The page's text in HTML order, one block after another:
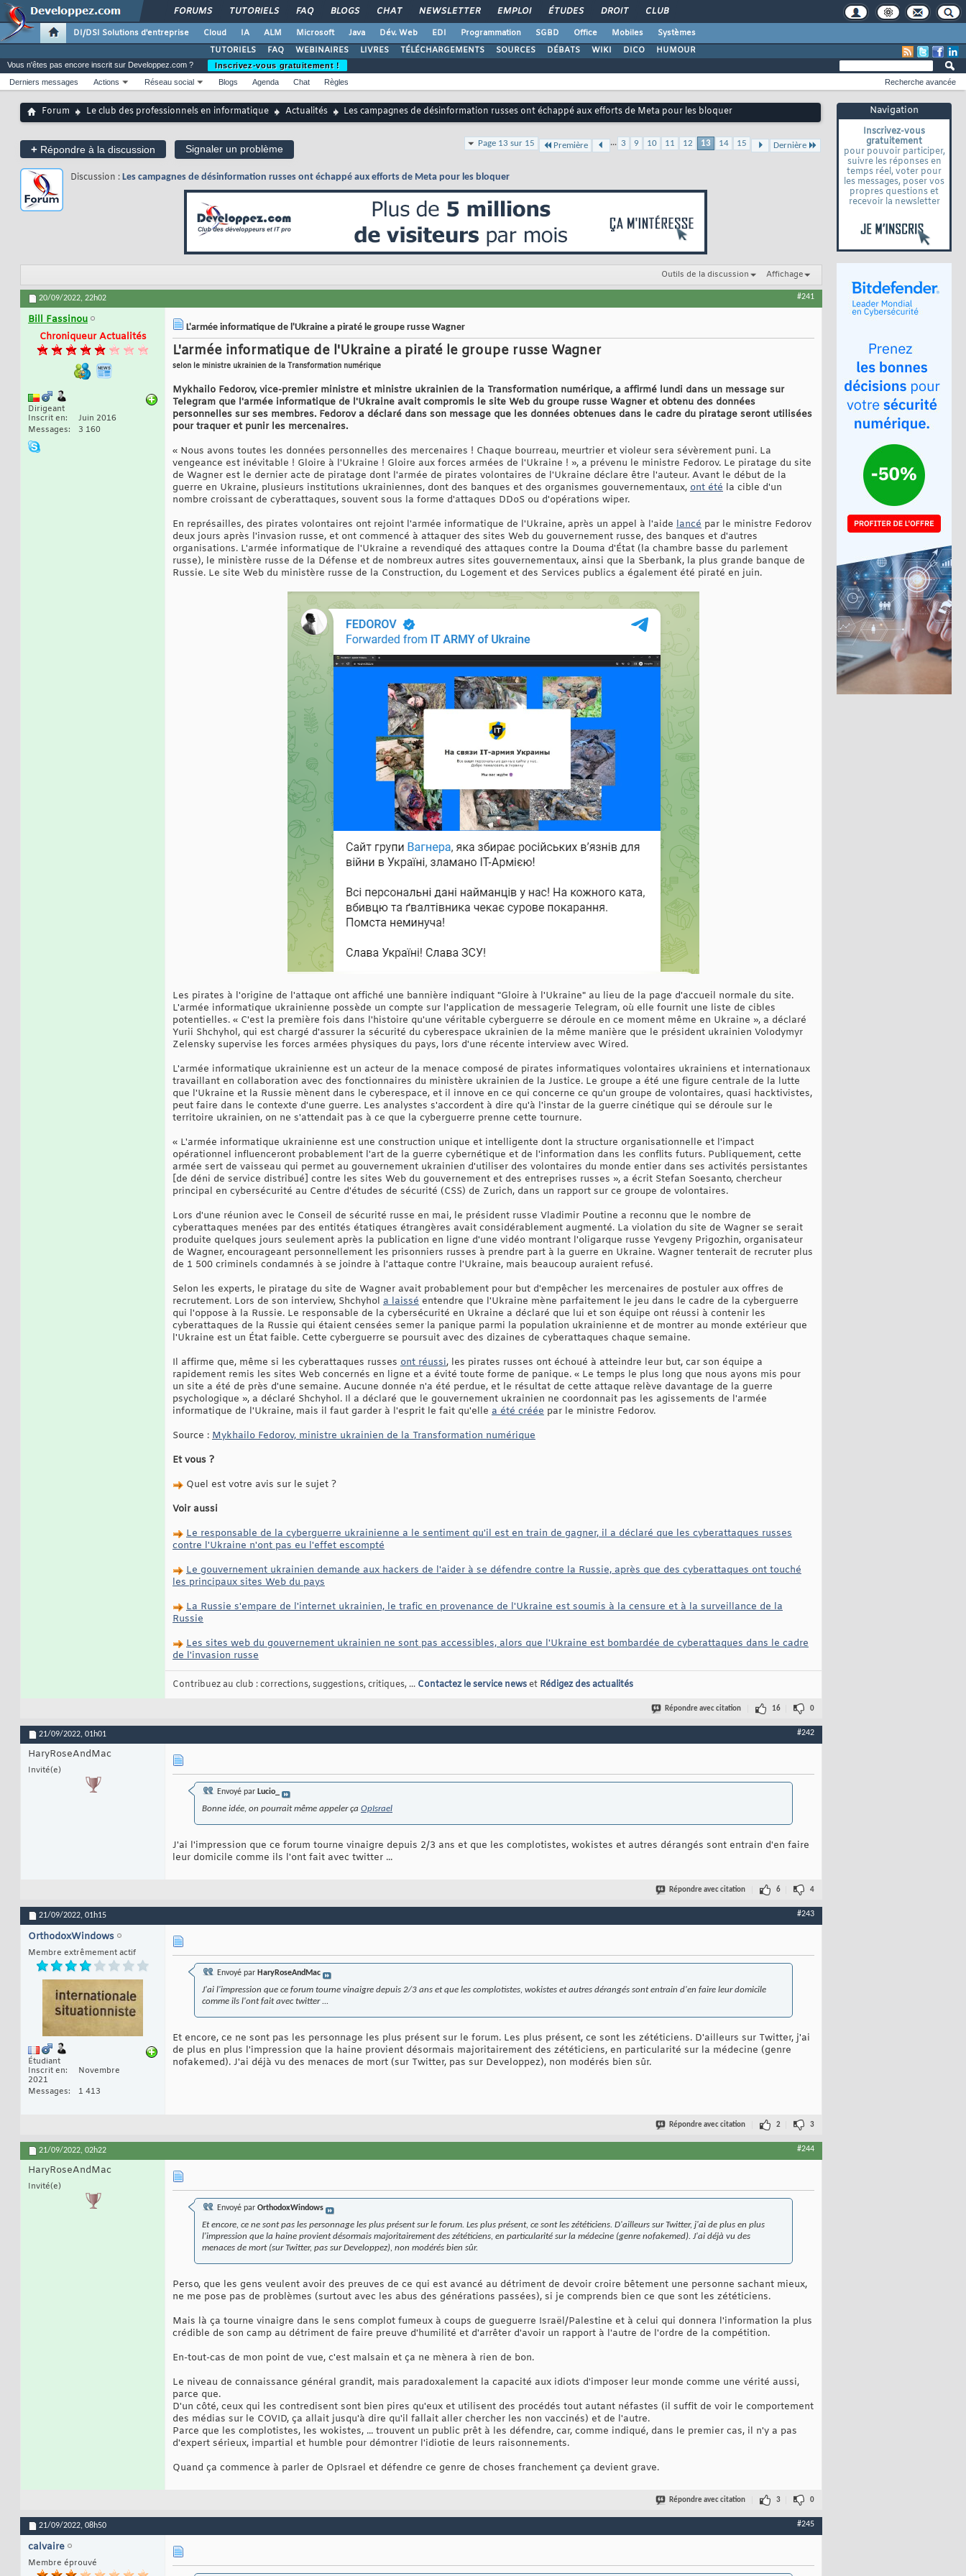
FORUMS TUTORIELS FAQ BLOGS CHAT NEWSLETTER EMPLOI ÉTUDES DROIT CLUB
DI/DSI Solutions d'entreprise Cloud IA ALM Microsoft Java Dév. Web EDI Programmation SGBD Office Mobiles
Systèmes
TUTORIELS
FAQ WEBINAIRES LIVRES TÉLÉCHARGEMENTS SOURCES DÉBATS WIKI DICO HUMOUR
Navigation
Inscrivez-vous
gratuitement
pour pouvoir participer,
suivre les réponses en
temps réel, voter pour
les messages, poser vos
propres questions et
recevoir la newsletter
Vous n'êtes pas encore inscrit sur Developpez.com ?
Inscrivez-vous gratuitement !
Derniers messages
Actions Réseau social Blogs Agenda Chat Règles Recherche avancée
Forum Le club des professionnels en informatique Actualités Les campagnes de désinformation russes ont échappé aux efforts de Meta pour les bloquer
+ Répondre à la discussion Signaler un problème Page 13 sur 15 Première ... 3 9 10 11 12 13 14 15 Dernière
Discussion : Les campagnes de désinformation russes ont échappé aux efforts de Meta pour les bloquer
Outils de la discussion Affichage
20/09/2022, 22h02 #241
Bill Fassinou
Chroniqueur Actualités
Dirigeant
Inscrit en
Juin 2016
Messages
3 160
L'armée informatique de l'Ukraine a piraté le groupe russe Wagner
L'armée informatique de l'Ukraine a piraté le groupe russe Wagner
selon le ministre ukrainien de la Transformation numérique
Mykhailo Fedorov, vice-premier ministre et ministre ukrainien de la Transformation numérique, a affirmé lundi dans un message sur
Telegram que l'armée informatique de l'Ukraine avait compromis le site Web du groupe russe Wagner et obtenu des données
personnelles sur ses membres. Fedorov a déclaré dans son message que les données obtenues dans le cadre du piratage seront utilisées
pour traquer et punir les mercenaires.
« Nous avons toutes les données personnelles des mercenaires ! Chaque bourreau, meurtrier et violeur sera sévèrement puni. La
vengeance est inévitable ! Gloire à l'Ukraine ! Gloire aux forces armées de l'Ukraine ! », a prévenu le ministre Fedorov. Le piratage du site
de Wagner est le dernier acte de piratage dont l'armée de pirates volontaires de l'Ukraine déclare être l'auteur. Avant le début de la
guerre en Ukraine, plusieurs institutions ukrainiennes, dont des banques et des organismes gouvernementaux, ont été la cible d'un
nombre croissant de cyberattaques, souvent sous la forme d'attaques DDoS ou d'opérations wiper.
En représailles, des pirates volontaires ont rejoint l'armée informatique de l'Ukraine, après un appel à l'aide lancé par le ministre Fedorov
deux jours après l'invasion russe, et ont commencé à attaquer des sites Web du gouvernement russe, des banques et d'autres
organisations. L'armée informatique de l'Ukraine a revendiqué des attaques contre la Douma d'État (la chambre basse du parlement
russe), le ministère russe de la Défense et de nombreux autres sites gouvernementaux, ainsi que la Sberbank, la plus grande banque de
Russie. Le site Web du ministère russe de la Construction, du Logement et des Services publics a également été piraté en juin.
Les pirates à l'origine de l'attaque ont affiché une bannière indiquant "Gloire à l'Ukraine" au lieu de la page d'accueil normale du site.
L'armée informatique ukrainienne possède un compte sur l'application de messagerie Telegram, où elle fournit une liste de cibles
potentielles. « C'est la première fois dans l'histoire qu'une véritable cyberguerre se déroule en ce moment même en Ukraine », a déclaré
Yurii Shchyhol, qui est chargé d'assurer la sécurité du cyberespace ukrainien de la même manière que le président ukrainien Volodymyr
Zelensky supervise les forces armées physiques du pays, lors d'une récente interview avec Wired.
L'armée informatique ukrainienne est un acteur de la menace composé de pirates informatiques volontaires ukrainiens et internationaux
travaillant en collaboration avec des fonctionnaires du ministère ukrainien de la Justice. Le groupe a été une figure centrale de la lutte
que l'Ukraine et la Russie mènent dans le cyberespace, et il innove en ce qui concerne ce qu'un groupe de volontaires, quasi hacktivistes,
peut faire dans le contexte d'une guerre. Les analystes s'accordent à dire qu'à l'instar de la guerre cinétique qui se déroule sur le
territoire ukrainien, on ne s'attendait pas à ce que la cyberguerre prenne cette tournure.
« L'armée informatique ukrainienne est une construction unique et intelligente dont la structure organisationnelle et l'impact
opérationnel influenceront probablement l'art de la guerre cybernétique et de l'information dans les conflits futurs. Publiquement, cette
armée sert de vaisseau qui permet au gouvernement ukrainien d'utiliser des volontaires du monde entier dans ses activités persistantes
[de déni de service distribué] contre les sites Web du gouvernement et des entreprises russes », a écrit Stefan Soesanto, chercheur
principal en cybersécurité au Centre d'études de sécurité (CSS) de Zurich, dans un rapport sur ce groupe de volontaires.
Lors d'une réunion avec le Conseil de sécurité russe en mai, le président russe Vladimir Poutine a reconnu que le nombre de
cyberattaques menées par des entités étatiques étrangères avait considérablement augmenté. La violation du site de Wagner se serait
produite quelques jours seulement après la publication en ligne d'une vidéo montrant l'oligarque russe Yevgeny Prigozhin, organisateur
de Wagner, encourageant personnellement les prisonniers russes à prendre part à la guerre en Ukraine. Wagner tenterait de recruter plus
de 1 500 criminels condamnés à se joindre à l'attaque contre l'Ukraine, mais beaucoup auraient refusé.
Selon les experts, le piratage du site de Wagner avait probablement pour but d'empêcher les mercenaires de postuler aux offres de
recrutement. Lors de son interview, Shchyhol a laissé entendre que l'Ukraine mène parfaitement le jeu dans le cadre de la cyberguerre
qui l'oppose à la Russie. Le responsable de la cybersécurité en Ukraine a déclaré que lui et son équipe ont réussi à contenir les
cyberattaques de la Russie qui étaient censées semer la panique parmi la population ukrainienne et de montrer au monde extérieur que
l'Ukraine est un État faible. Cette cyberguerre se poursuit avec des dizaines de cyberattaques chaque semaine.
Il affirme que, même si les cyberattaques russes ont réussi, les pirates russes ont échoué à atteindre leur but, car son équipe a
rapidement remis les sites Web concernés en ligne et a évité toute forme de panique. « Le temps le plus long que nous ayons mis pour
un site a été de près d'une semaine. Aucune donnée n'a été perdue, et le résultat de cette attaque relève davantage de la guerre
psychologique », a déclaré Shchyhol. Il a déclaré que le gouvernement ukrainien ne coordonnait pas les agissements de l'armée
informatique de l'Ukraine, mais il faut garder à l'esprit le fait qu'elle a été créée par le ministre Fedorov.
Source : Mykhailo Fedorov, ministre ukrainien de la Transformation numérique
Et vous ?
Quel est votre avis sur le sujet ?
Voir aussi
Le responsable de la cyberguerre ukrainienne a le sentiment qu'il est en train de gagner, il a déclaré que les cyberattaques russes
contre l'Ukraine n'ont pas eu l'effet escompté
Le gouvernement ukrainien demande aux hackers de l'aider à se défendre contre la Russie, après que des cyberattaques ont touché
les principaux sites Web du pays
La Russie s'empare de l'internet ukrainien, le trafic en provenance de l'Ukraine est soumis à la censure et à la surveillance de la
Russie
Les sites web du gouvernement ukrainien ne sont pas accessibles, alors que l'Ukraine est bombardée de cyberattaques dans le cadre
de l'invasion russe
Contribuez au club : corrections, suggestions, critiques, ... Contactez le service newset Rédigez des actualités
Répondre avec citation 16 0
21/09/2022, 01h01 #242
HaryRoseAndMac
Invité(e)
Envoyé par Lucio_
Bonne idée, on pourrait même appeler ça OpIsrael
J'ai l'impression que ce forum tourne vinaigre depuis 2/3 ans et que les complotistes, wokistes et autres dérangés sont entrain d'en faire
leur domicile comme ils l'ont fait avec twitter ...
Répondre avec citation 6 4
21/09/2022, 01h15 #243
OrthodoxWindows
Membre extrêmement actif
Étudiant
Inscrit en
Novembre
2021
Messages
1 413
Envoyé par HaryRoseAndMac
J'ai l'impression que ce forum tourne vinaigre depuis 2/3 ans et que les complotistes, wokistes et autres dérangés sont entrain d'en faire leur domicile
comme ils l'ont fait avec twitter ...
Et encore, ce ne sont pas les personnage les plus présent sur le forum. Les plus présent, ce sont les zététiciens. D'ailleurs sur Twitter, j'ai
de plus en plus l'impression que la haine provient désormais majoritairement des zététiciens, en particularité sur la médecine (genre
nofakemed). J'ai déjà vu des menaces de mort (sur Twitter, pas sur Developpez), non modérés bien sûr.
Répondre avec citation 2 3
21/09/2022, 02h22 #244
HaryRoseAndMac
Invité(e)
Envoyé par OrthodoxWindows
Et encore, ce ne sont pas les personnage les plus présent sur le forum. Les plus présent, ce sont les zététiciens. D'ailleurs sur Twitter, j'ai de plus en plus
l'impression que la haine provient désormais majoritairement des zététiciens, en particularité sur la médecine (genre nofakemed). J'ai déjà vu des
menaces de mort (sur Twitter, pas sur Developpez), non modérés bien sûr.
Perso, que les gens veulent avoir des preuves de ce qui est avancé au détriment de devoir croire bêtement une personne sachant mieux,
ne me pose pas de problèmes (surtout avec les abus des générations passées), si je comprends bien ce que sont les zététiciens.
Mais là ça tourne vinaigre dans le sens complot fumeux à coups de gueguerre Israël/Palestine et à celui qui donnera l'information la plus
crédible de son camp au détriment de faire preuve d'humilité et d'arrêter d'avoir un rapport à l'autre de l'ordre de la compétition.
En-tout-cas de mon point de vue, c'est malsain et ça ne mènera à rien de bon.
Le niveau de connaissance général grandit, mais paradoxalement la capacité aux idiots d'imposer leur monde comme une vérité aussi,
parce que.
D'un côté, ceux qui les contredisent sont bien pires qu'eux et utilisent des procédés tout autant néfastes (il suffit de voir le comportement
des médias sur le COVID, ça allait jusqu'à dire qu'il fallait aller chercher les non vaccinés) et de l'autre.
Parce que les complotistes, les wokistes, ... trouvent un public prêt à les défendre, car, comme indiqué, dans le premier cas, il n'y a pas
d'expert sérieux, impartial et humble pour démontrer l'idiotie de leurs raisonnements.
Quand ça commence à parler de OpIsrael et défendre ce genre de choses franchement ça devient grave.
Répondre avec citation 3 0
21/09/2022, 08h50 #245
calvaire
Membre éprouvé